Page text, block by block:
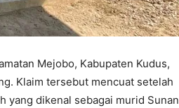
Mejobo, Kabupaten Kudus,
Klaim tersebut mencuat setelah
yang dikenal sebagai murid Sunan